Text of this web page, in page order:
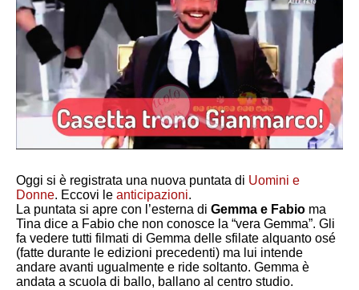
Oggi si è registrata una nuova puntata di Uomini e
Donne. Eccovi le anticipazioni.
La puntata si apre con l’esterna di Gemma e Fabio ma
Tina dice a Fabio che non conosce la “vera Gemma”. Gli
fa vedere tutti filmati di Gemma delle sfilate alquanto osé
(fatte durante le edizioni precedenti) ma lui intende
andare avanti ugualmente e ride soltanto. Gemma è
andata a scuola di ballo, ballano al centro studio.